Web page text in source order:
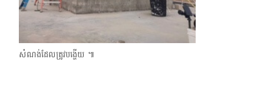
សំណង់ដែលត្រូវបង្ហើយ ៕